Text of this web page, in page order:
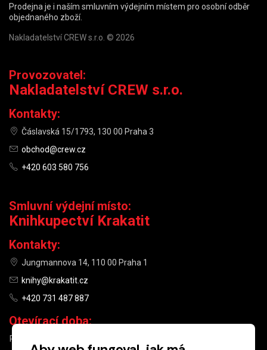
Prodejna je i naším smluvním výdejním místem pro osobní odběr
objednaného zboží.
Nakladatelství CREW s.r.o. © 2026
Provozovatel:
Nakladatelství CREW s.r.o.
Kontakty:
Čáslavská 15/1793, 130 00 Praha 3
obchod@crew.cz
+420 603 580 756
Smluvní výdejní místo:
Knihkupectví Krakatit
Kontakty:
Jungmannova 14, 110 00 Praha 1
knihy@krakatit.cz
+420 731 487 887
Otevírací doba:
PO–PÁ